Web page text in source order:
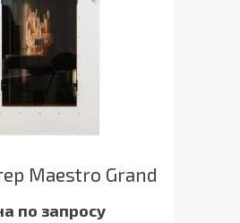
Maestro Grand
по запросу